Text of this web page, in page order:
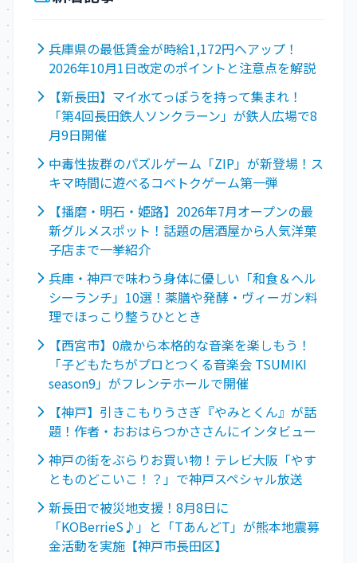
兵庫県の最低賃金が時給1,172円へアップ！
2026年10月1日改定のポイントと注意点を解説
【新長田】マイ水てっぽうを持って集まれ！
「第4回長田鉄人ソンクラーン」が鉄人広場で8
月9日開催
中毒性抜群のパズルゲーム「ZIP」が新登場！ス
キマ時間に遊べるコベトクゲーム第一弾
【播磨・明石・姫路】2026年7月オープンの最
新グルメスポット！話題の居酒屋から人気洋菓
子店まで一挙紹介
兵庫・神戸で味わう身体に優しい「和食＆ヘル
シーランチ」10選！薬膳や発酵・ヴィーガン料
理でほっこり整うひととき
【西宮市】0歳から本格的な音楽を楽しもう！
「子どもたちがプロとつくる音楽会 TSUMIKI
season9」がフレンテホールで開催
【神戸】引きこもりうさぎ『やみとくん』が話
題！作者・おおはらつかささんにインタビュー
神戸の街をぶらりお買い物！テレビ大阪「やす
とものどこいこ！？」で神戸スペシャル放送
新長田で被災地支援！8月8日に
「KOBerrieS♪」と「TあんどT」が熊本地震募
金活動を実施【神戸市長田区】